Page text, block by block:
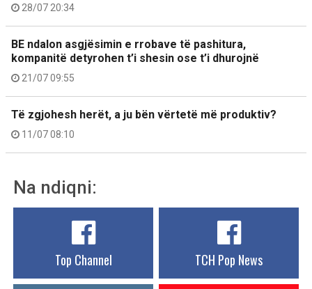
28/07 20:34
BE ndalon asgjësimin e rrobave të pashitura,
kompanitë detyrohen t’i shesin ose t’i dhurojnë
21/07 09:55
Të zgjohesh herët, a ju bën vërtetë më produktiv?
11/07 08:10
Na ndiqni:
Top Channel TCH Pop News